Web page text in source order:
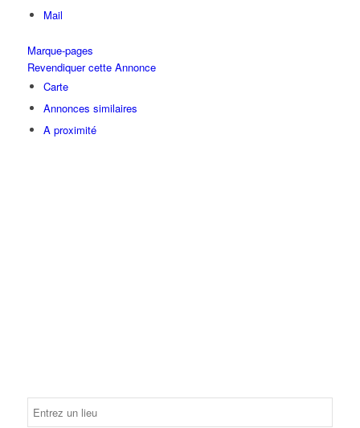
Mail
Marque-pages
Revendiquer cette Annonce
Carte
Annonces similaires
A proximité